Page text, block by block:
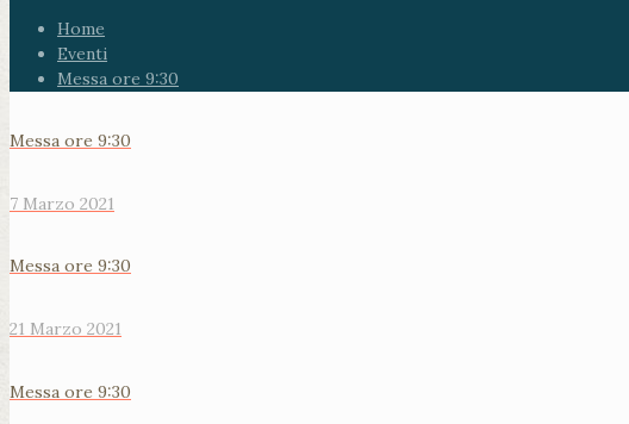
Home
Eventi
Messa ore 9:30
Messa ore 9:30
7 Marzo 2021
Messa ore 9:30
21 Marzo 2021
Messa ore 9:30